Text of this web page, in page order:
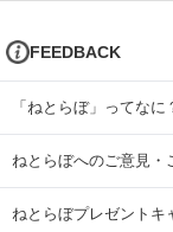
FEEDBACK
「ねとらぼ」ってなに
ねとらぼへのご意見・
ねとらぼプレゼントキ